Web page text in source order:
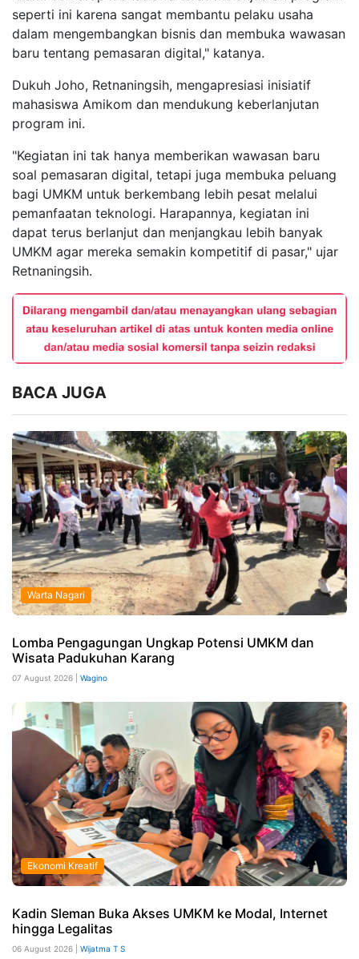
seperti ini karena sangat membantu pelaku usaha
dalam mengembangkan bisnis dan membuka wawasan
baru tentang pemasaran digital," katanya.
Dukuh Joho, Retnaningsih, mengapresiasi inisiatif
mahasiswa Amikom dan mendukung keberlanjutan
program ini.
"Kegiatan ini tak hanya memberikan wawasan baru
soal pemasaran digital, tetapi juga membuka peluang
bagi UMKM untuk berkembang lebih pesat melalui
pemanfaatan teknologi. Harapannya, kegiatan ini
dapat terus berlanjut dan menjangkau lebih banyak
UMKM agar mereka semakin kompetitif di pasar," ujar
Retnaningsih.
BACA JUGA
Warta Nagari
Lomba Pengagungan Ungkap Potensi UMKM dan
Wisata Padukuhan Karang
07 August 2026 | Wagino
Ekonomi Kreatif
Kadin Sleman Buka Akses UMKM ke Modal, Internet
hingga Legalitas
06 August 2026 | Wijatma T S